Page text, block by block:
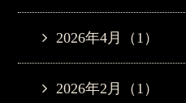
2026年4月（1）
2026年2月（1）